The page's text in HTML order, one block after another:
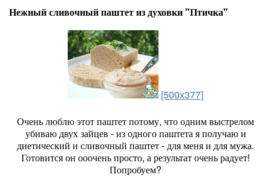
Нежный сливочный паштет из духовки "Птичка"
[500x377]
Очень люблю этот паштет потому, что одним выстрелом
убиваю двух зайцев - из одного паштета я получаю и
диетический и сливочный паштет - для меня и для мужа.
Готовится он ооочень просто, а результат очень радует!
Попробуем?